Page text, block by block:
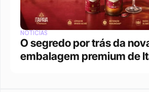
NOTÍCIAS
O segredo por trás da
embalagem premium de